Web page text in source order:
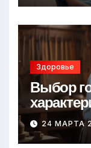
Здоровье
Выбор
24 МАРТА